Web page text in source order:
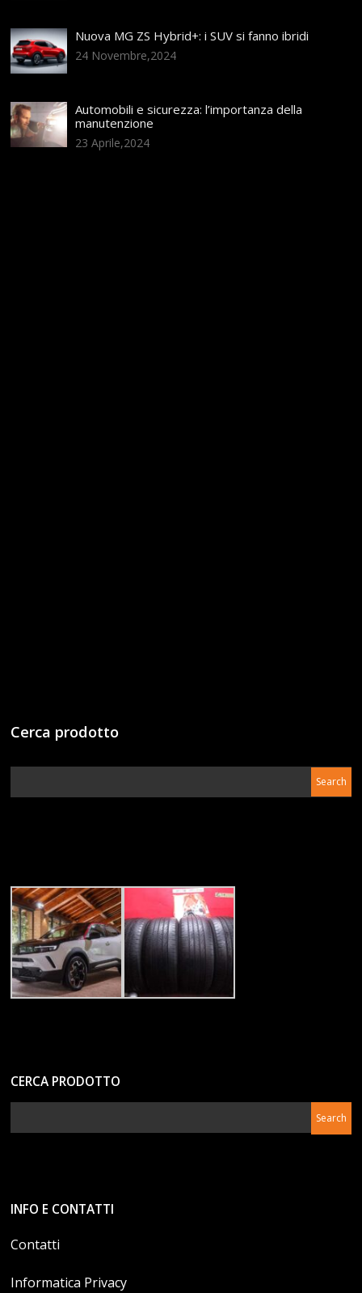
Nuova MG ZS Hybrid+: i SUV si fanno ibridi
24 Novembre,2024
Automobili e sicurezza: l’importanza della
manutenzione
23 Aprile,2024
Cerca prodotto
CERCA PRODOTTO
INFO E CONTATTI
Contatti
Informatica Privacy